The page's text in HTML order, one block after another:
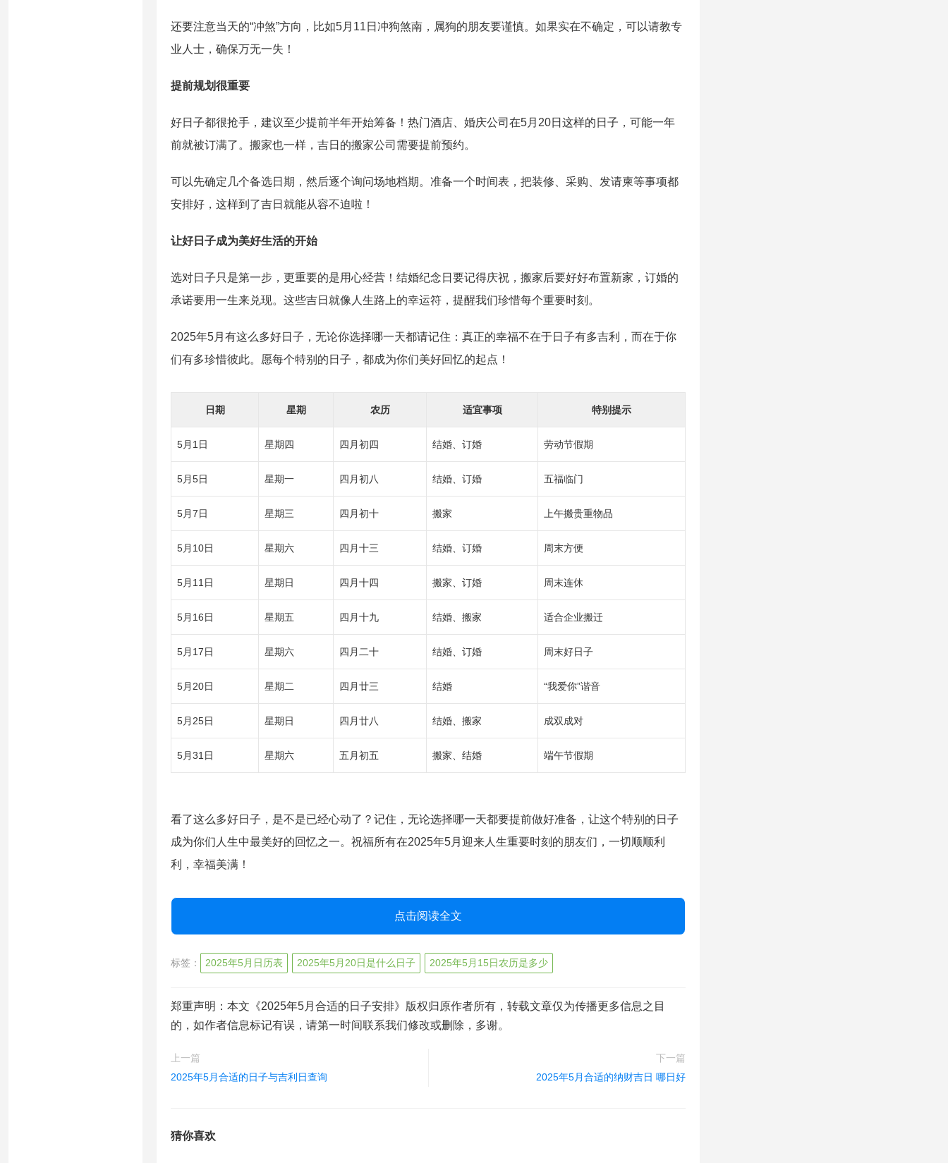
还要注意当天的“冲煞”方向，比如5月11日冲狗煞南，属狗的朋友要谨慎。如果实在不确定，可以请教专
业人士，确保万无一失！
提前规划很重要
好日子都很抢手，建议至少提前半年开始筹备！热门酒店、婚庆公司在5月20日这样的日子，可能一年
前就被订满了。搬家也一样，吉日的搬家公司需要提前预约。
可以先确定几个备选日期，然后逐个询问场地档期。准备一个时间表，把装修、采购、发请柬等事项都
安排好，这样到了吉日就能从容不迫啦！
让好日子成为美好生活的开始
选对日子只是第一步，更重要的是用心经营！结婚纪念日要记得庆祝，搬家后要好好布置新家，订婚的
承诺要用一生来兑现。这些吉日就像人生路上的幸运符，提醒我们珍惜每个重要时刻。
2025年5月有这么多好日子，无论你选择哪一天都请记住：真正的幸福不在于日子有多吉利，而在于你
们有多珍惜彼此。愿每个特别的日子，都成为你们美好回忆的起点！
日期 星期 农历 适宜事项 特别提示
5月1日 星期四 四月初四 结婚、订婚 劳动节假期
5月5日 星期一 四月初八 结婚、订婚 五福临门
5月7日 星期三 四月初十 搬家 上午搬贵重物品
5月10日 星期六 四月十三 结婚、订婚 周末方便
5月11日 星期日 四月十四 搬家、订婚 周末连休
5月16日 星期五 四月十九 结婚、搬家 适合企业搬迁
5月17日 星期六 四月二十 结婚、订婚 周末好日子
5月20日 星期二 四月廿三 结婚 “我爱你”谐音
5月25日 星期日 四月廿八 结婚、搬家 成双成对
5月31日 星期六 五月初五 搬家、结婚 端午节假期
看了这么多好日子，是不是已经心动了？记住，无论选择哪一天都要提前做好准备，让这个特别的日子
成为你们人生中最美好的回忆之一。祝福所有在2025年5月迎来人生重要时刻的朋友们，一切顺顺利
利，幸福美满！
点击阅读全文
标签： 2025年5月日历表 2025年5月20日是什么日子 2025年5月15日农历是多少
郑重声明：本文《2025年5月合适的日子安排》版权归原作者所有，转载文章仅为传播更多信息之目
的，如作者信息标记有误，请第一时间联系我们修改或删除，多谢。
上一篇
2025年5月合适的日子与吉利日查询
下一篇
2025年5月合适的纳财吉日 哪日好
猜你喜欢